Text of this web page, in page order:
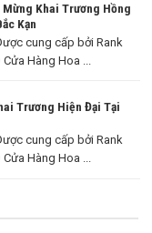
Mừng Khai Trương Hồng
Kạn
cung cấp bởi Rank
Hàng Hoa ...
Trương Hiện Đại Tại
cung cấp bởi Rank
Cửa Hàng Hoa ...